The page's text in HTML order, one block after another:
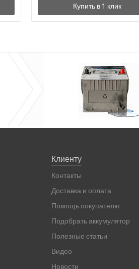
Клиенту
Контакты
Доставка и оплата
Помощь покупателю
Подобрать аккумулятор
Полезные статьи
Видео
Новости